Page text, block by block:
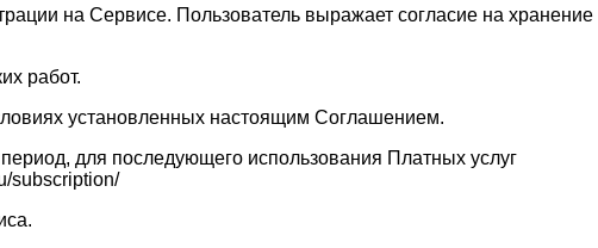
на Сервисе. Пользователь выражает согласие на хранение
работ.
установленных настоящим Соглашением.
для последующего использования Платных услуг
subscription/